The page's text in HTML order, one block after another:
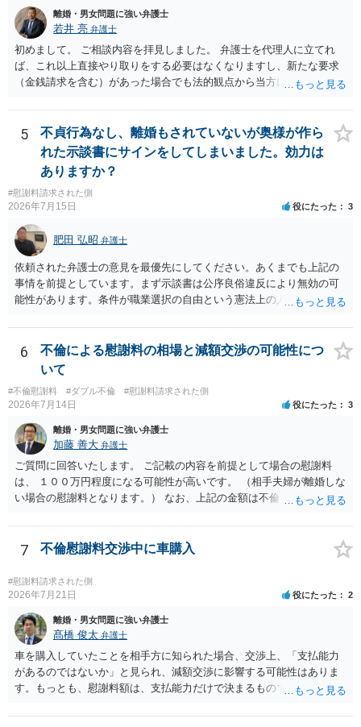
否かにかかってはきますが。 ４ 質問④ ご記載の内容からは判断
できないのですが、 清算条項を記載しないで合意することはリス
クがありますので、むしろ、原則としては、清算条項を記載するべき
であるとお考えいただくといいです。 ご質問に対する回答は以上で
すが、可能であれば、ご依頼になるかは別として、お近くの弁護士に
直接相談されて、 今後の対応についてアドバイス等を求めることを
離婚・男女問題に強い弁護士
若井 亮 弁護士
初めまして。 ご相談内容を拝見しました。 弁護士を代理人に立てれ
ば、これ以上直接やり取りをする必要はなくなりますし、新たな要求
（金銭請求を含む）があった場合でも法的観点から当方に支払うべき
いのであれば、基本的にはご自身で対応していくことになります。 こ
れ以上の要求を回避するためには、合意内容を書面しておくことで
す。 特に重要な点としては、合意事項以外には貸し借りが無いことを
確認する条項（清算条項）をきちんと盛り込んでおくことです。 お金
を払うにしても、紛争が蒸し返されないよう、合意書を作成して取り
交わすようにしてください。
5
不貞行為なし、離婚もされていないが奥様が作ら
れた示談書にサインをしてしまいました。効力は
ありますか？
#慰謝料請求された側
2026年7月15日 役にたった 3
肥田 弘昭 弁護士
依頼された弁護士の意見を最優先にしてください。あくまでも上記の
事情を前提としています。まず示談書は公序良俗違反により無効の可
能性があります。条件が職業選択の自由という憲法上の人権を侵害し
可能性もあるかと思います。ご参考にしてください。
6
不倫による慰謝料の相場と減額交渉の可能性につ
いて
#不倫慰謝料 #ダブル不倫 #慰謝料請求された側
2026年7月14日 役にたった 3
離婚・男女問題に強い弁護士
加藤 善大 弁護士
ご質問に回答いたします。 ご記載の内容を前提として場合の慰謝料
は、 １００万円程度になる可能性が高いです。 （相手夫婦が離婚しな
い場合の慰謝料となります。） なお、上記の金額は不倫をした２名が
半額程度の支払を求める、 求償ができることになります。 その求償権
を放棄する場合の慰謝料相場は、６０万円から８０万円程度になるこ
とが多いです。 （相手夫婦が離婚しませんので、減額してでも求償権
を放棄してもらうメリットがあることになります。） ５年後に離婚す
る可能性について、慰謝料額に影響が出る可能性はないと考えます。
最後に、ご依頼になる場合の弁護士費用は、ご依頼になる弁護士によ
り異なりますので、直接ご確認いただくといいですよ。 ご質問に対す
る回答は以上ですが、可能であれば、ご依頼になるかは別にして、お
近くの弁護士に直接相談されて、今後の対応についてアドバイスを求
めることをおすすめいたします。 ご参考にしていただけますと幸いで
す。
7 不倫慰謝料交渉中に車購入
#慰謝料請求された側
2026年7月21日 役にたった 2
離婚・男女問題に強い弁護士
髙橋 俊太 弁護士
車を購入していたことを相手方に知られた場合、交渉上、「支払能力
があるのではないか」と見られ、減額交渉に影響する可能性はありま
す。もっとも、慰謝料額は、支払能力だけで決まるものではなく、不
響、離婚・別居の有無、証拠関係等によって判断されます。 ご記載の